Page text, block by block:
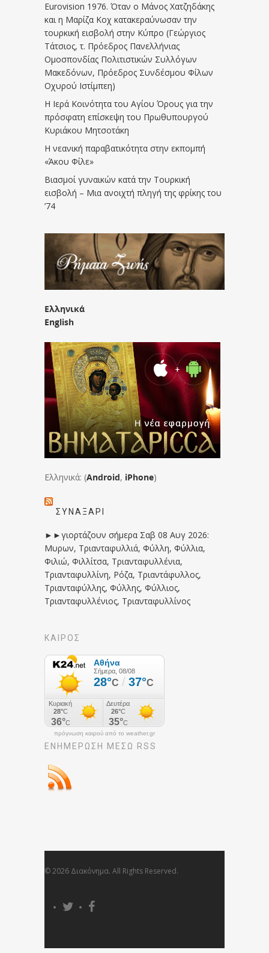
Eurovision 1976. Όταν ο Μάνος Χατζηδάκης
και η Μαρίζα Κοχ κατακεραύνωσαν την
τουρκική εισβολή στην Κύπρο (Γεώργιος
Τάτσιος, τ. Πρόεδρος Πανελλήνιας
Ομοσπονδίας Πολιτιστικών Συλλόγων
Μακεδόνων, Πρόεδρος Συνδέσμου Φίλων
Οχυρού Ιστίμπεη)
Η Ιερά Κοινότητα του Αγίου Όρους για την
πρόσφατη επίσκεψη του Πρωθυπουργού
Κυριάκου Μητσοτάκη
Η νεανική παραβατικότητα στην εκπομπή
«Άκου Φίλε»
Βιασμοί γυναικών κατά την Τουρκική
εισβολή – Μια ανοιχτή πληγή της φρίκης του
’74
Ελληνικά
English
Ελληνικά: (Android, iPhone)
ΣΥΝΑΞΆΡΙ
►►γιορτάζουν σήμερα Σαβ 08 Αυγ 2026:
Μυρων, Τριανταφυλλιά, Φύλλη, Φύλλια,
Φιλιώ, Φιλλίτσα, Τριανταφυλλένια,
Τριανταφυλλίνη, Ρόζα, Τριαντάφυλλος,
Τριανταφύλλης, Φύλλης, Φύλλιος,
Τριανταφυλλένιος, Τριανταφυλλίνος
ΚΑΙΡΟΣ
πρόγνωση καιρού από το weather.gr
ΕΝΗΜΈΡΩΣΉ ΜΕΣΩ RSS
© 2026 Διακόνημα. All Rights Reserved.